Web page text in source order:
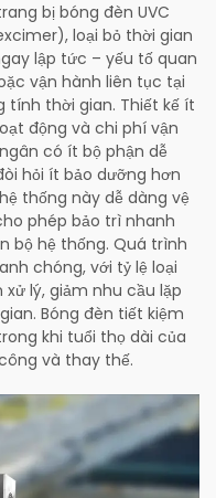
bị bóng đèn UVC
loại bỏ thời gian
lập tức – yếu tố quan
vận hành liên tục tại
thời gian. Thiết kế ít
động và chi phí vận
có ít bộ phận dễ
hỏi ít bảo dưỡng hơn
thống này dễ dàng vệ
phép bảo trì nhanh
bộ hệ thống. Quá trình
chóng, với tỷ lệ loại
lý, giảm nhu cầu lặp
Bóng đèn tiết kiệm
khi tuổi thọ dài của
và thay thế.